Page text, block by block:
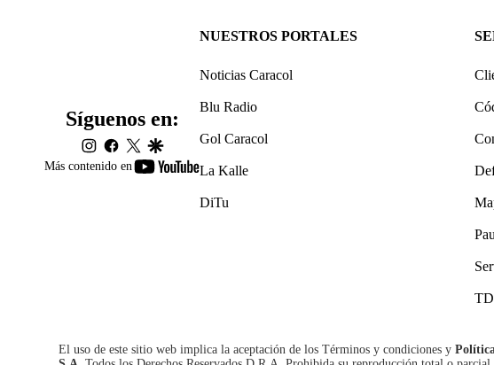
Más contenido en
youtube-
Síguenos en:
instagram
facebook
twittergoogle
NUESTROS PORTALES
Noticias Caracol
Blu Radio
Gol Caracol
La Kalle
DiTu
El uso de este sitio web implica la aceptación de los Términos y condiciones y